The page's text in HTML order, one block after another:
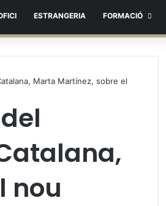
ESTRANGERIA FORMACIÓ
Marta Martínez, sobre el
nou